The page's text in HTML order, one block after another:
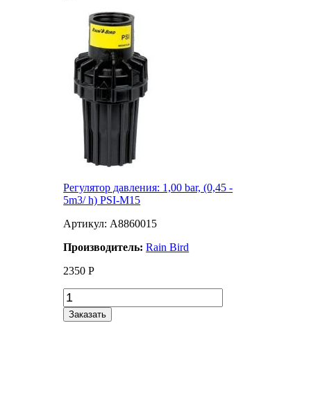
Регулятор давления: 1,00 bar, (0,45 -
5m3/ h) PSI-M15
Артикул: A8860015
Производитель:Rain Bird
2350 Р
Заказать